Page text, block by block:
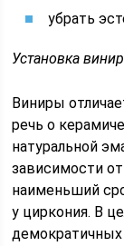
убрать
Установка
Виниры
речь о
натуральной
зависимости
наименьший
у циркония. В